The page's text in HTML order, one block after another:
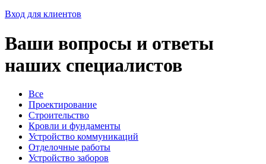
Вход для клиентов
Ваши вопросы и ответы
наших специалистов
Все
Проектирование
Строительство
Кровли и фундаменты
Устройство коммуникаций
Отделочные работы
Устройство заборов